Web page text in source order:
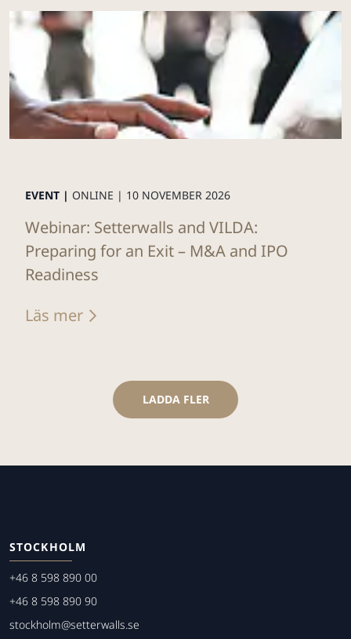
EVENT | ONLINE | 10 NOVEMBER 2026
Webinar: Setterwalls and VILDA:
Preparing for an Exit – M&A and IPO
Readiness
Läs mer
LADDA FLER
STOCKHOLM
+46 8 598 890 00
+46 8 598 890 90
stockholm@setterwalls.se